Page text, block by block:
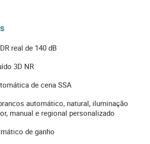
real de 140 dB
3D NR
de cena SSA
automático, natural, iluminação
manual e regional personalizado
de ganho